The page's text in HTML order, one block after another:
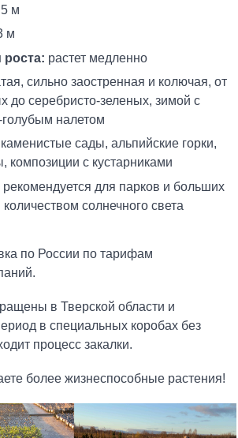
м
м
роста: растет медленно
сильно заостренная и колючая, от
до серебристо-зеленых, зимой с
голубым налетом
каменистые сады, альпийские горки,
композиции с кустарниками
рекомендуется для парков и больших
солнечного света
по России по тарифам
в Тверской области и
в специальных коробах без
процесс закалки.
более жизнеспособные растения!